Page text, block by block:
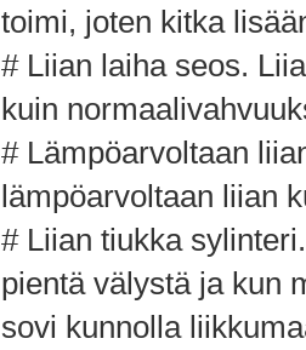
toimi, joten kitka
# Liian laiha seos.
kuin
# Lämpöarvoltaan
lämpöarvoltaan liian
# Liian tiukka
pientä välystä ja kun
sovi kunnolla